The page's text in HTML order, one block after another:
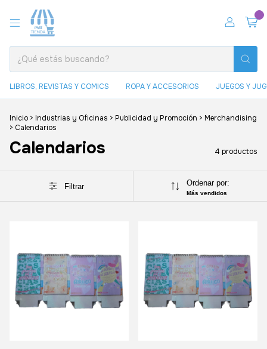
LIBROS, REVISTAS Y COMICS ROPA Y ACCESORIOS JUEGOS Y
Inicio > Industrias y Oficinas > Publicidad y Promoción > Merchandising
> Calendarios
Calendarios 4 productos
Filtrar Ordenar por:
Más vendidos